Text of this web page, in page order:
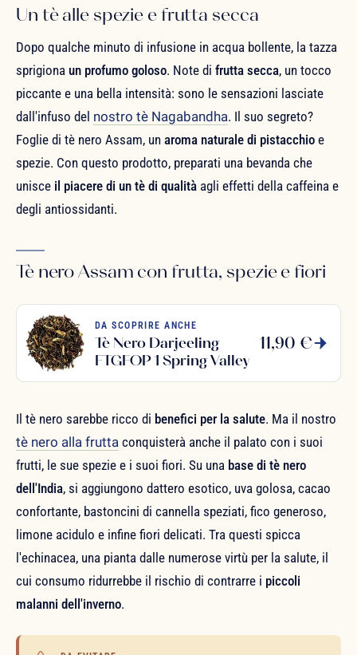
Un tè alle spezie e frutta secca
Dopo qualche minuto di infusione in acqua bollente, la tazza
sprigiona un profumo goloso. Note di frutta secca, un tocco
piccante e una bella intensità: sono le sensazioni lasciate
dall'infuso del nostro tè Nagabandha. Il suo segreto?
Foglie di tè nero Assam, un aroma naturale di pistacchio e
spezie. Con questo prodotto, preparati una bevanda che
unisce il piacere di un tè di qualità agli effetti della caffeina e
degli antiossidanti.
Tè nero Assam con frutta, spezie e fiori
DA SCOPRIRE ANCHE
Tè Nero Darjeeling
FTGFOP 1 Spring Valley
11,90 €
Il tè nero sarebbe ricco di benefici per la salute. Ma il nostro
tè nero alla frutta conquisterà anche il palato con i suoi
frutti, le sue spezie e i suoi fiori. Su una base di tè nero
dell'India, si aggiungono dattero esotico, uva golosa, cacao
confortante, bastoncini di cannella speziati, fico generoso,
limone acidulo e infine fiori delicati. Tra questi spicca
l'echinacea, una pianta dalle numerose virtù per la salute, il
cui consumo ridurrebbe il rischio di contrarre i piccoli
malanni dell'inverno.